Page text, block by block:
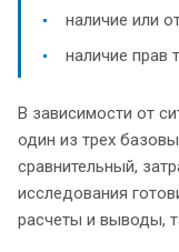
наличие или
наличие прав
В зависимости от
один из трех
сравнительный,
исследования
расчеты и выводы,